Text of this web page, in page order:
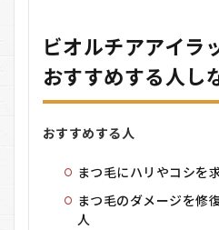
ビオルチアアイラ
おすすめする人し
おすすめする人
まつ毛にハリやコシを
まつ毛のダメージを修
人